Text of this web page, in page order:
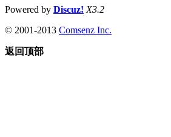
Powered by Discuz! X3.2
© 2001-2013 Comsenz Inc.
返回顶部